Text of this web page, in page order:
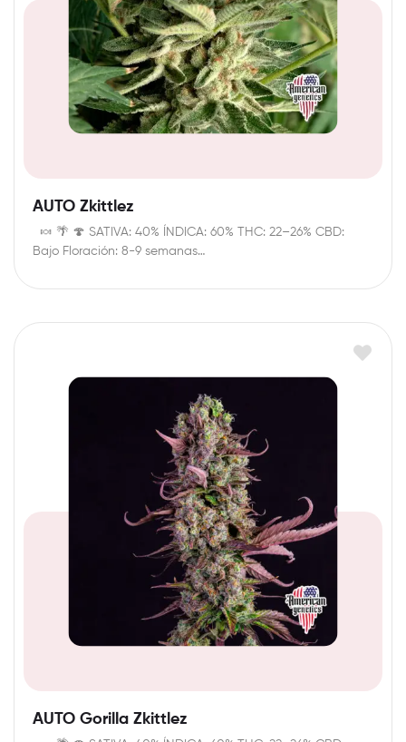
AUTO Zkittlez
🍬 🌴 🍄 SATIVA: 40% ÍNDICA: 60% THC: 22–26% CBD:
Bajo Floración: 8-9 semanas…
AUTO Gorilla Zkittlez